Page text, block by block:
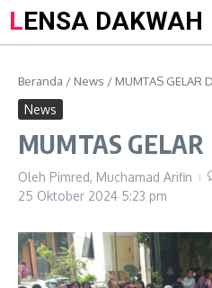
LENSA DAKWAH
Beranda / News / MUMTAS GELAR
News
MUMTAS
Oleh Pimred, Muchamad Arifin
25 Oktober 2024 5:23 pm